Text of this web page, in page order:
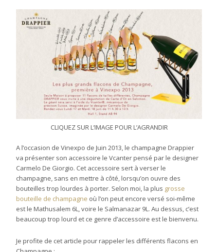
CLIQUEZ SUR L’IMAGE POUR L’AGRANDIR
A l’occasion de Vinexpo de Juin 2013, le champagne Drappier
va présenter son accessoire le Vcanter pensé par le designer
Carmelo De Giorgio. Cet accessoire sert à verser le
champagne, sans en mettre à côté, lorsqu’on ouvre des
bouteilles trop lourdes à porter. Selon moi, la plus grosse
bouteille de champagne où l’on peut encore versé soi-même
est le Mathusalem 6L, voire le Salmanazar 9L. Au dessus, c’est
beaucoup trop lourd et ce genre d’accessoire est le bienvenu.
Je profite de cet article pour rappeler les différents flacons en